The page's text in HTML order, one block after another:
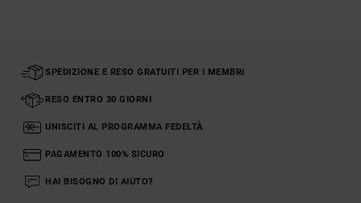
SPEDIZIONE E RESO GRATUITI PER I MEMBRI
RESO ENTRO 30 GIORNI
UNISCITI AL PROGRAMMA FEDELTÀ
PAGAMENTO 100% SICURO
HAI BISOGNO DI AIUTO?